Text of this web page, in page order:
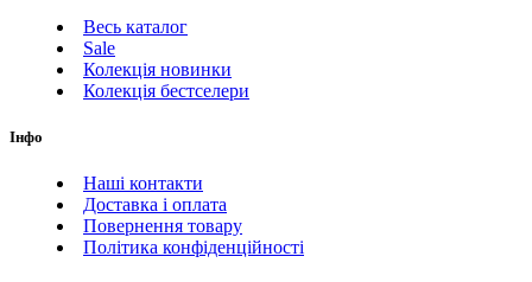
Весь каталог
Sale
Колекція новинки
Колекція бестселери
Інфо
Наші контакти
Доставка і оплата
Повернення товару
Політика конфіденційності